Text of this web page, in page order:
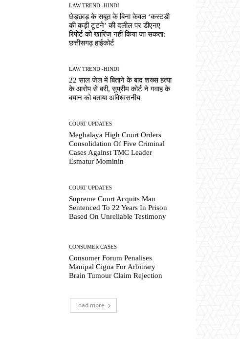
LAW TREND -HINDI
छेड़छाड़ के सबूत के बिना केवल ‘कस्टडी
की कड़ी टूटने’ की दलील पर डीएनए
रिपोर्ट को खारिज नहीं किया जा सकता:
छत्तीसगढ़ हाईकोर्ट
LAW TREND -HINDI
22 साल जेल में बिताने के बाद शख्स हत्या
के आरोप से बरी, सुप्रीम कोर्ट ने गवाह के
बयान को बताया अविश्वसनीय
COURT UPDATES
Meghalaya High Court Orders
Consolidation Of Five Criminal
Cases Against TMC Leader
Esmatur Mominin
COURT UPDATES
Supreme Court Acquits Man
Sentenced To 22 Years In Prison
Based On Unreliable Testimony
CONSUMER CASES
Consumer Forum Penalises
Manipal Cigna For Arbitrary
Brain Tumour Claim Rejection
Load more